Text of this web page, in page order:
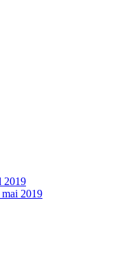
2019
2019